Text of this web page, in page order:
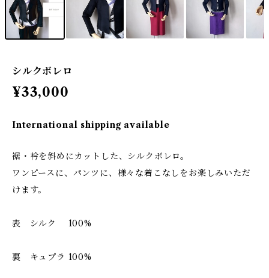
シルクボレロ
¥33,000
International shipping available
裾・衿を斜めにカットした、シルクボレロ。
ワンピースに、パンツに、様々な着こなしをお楽しみいただ
けます。
表 シルク 100%
裏 キュプラ 100%